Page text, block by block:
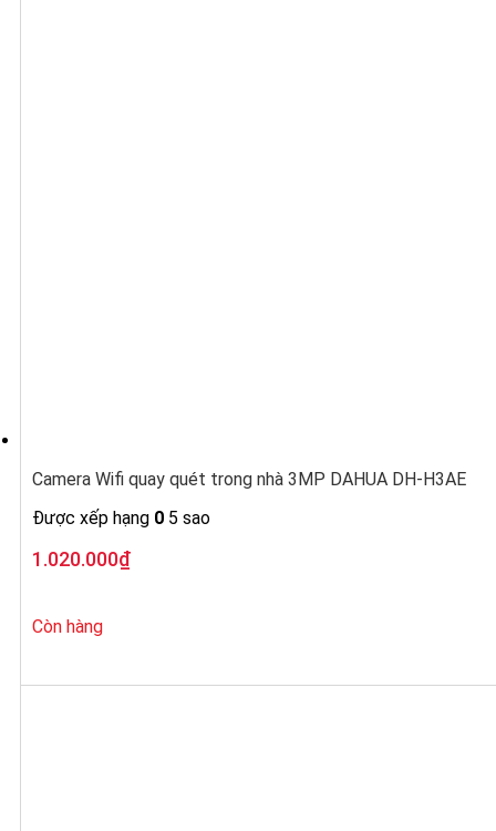
Camera Wifi quay quét trong nhà 3MP DAHUA DH-H3AE
Được xếp hạng 0 5 sao
1.020.000₫
Còn hàng